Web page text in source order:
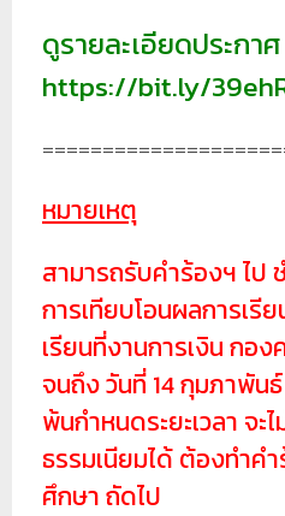
ดูรายละเอียดประกา
https://bit.ly/
หมายเหตุ
สามารถรับคำร้องฯ ไป
การเทียบโอนผลการเรี
เรียนที่งานการเงิน กอ
จนถึง วันที่ 14 กุมภาพัน
พ้นกำหนดระยะเวลา จะ
ธรรมเนียมได้ ต้องทำค
ศึกษา ถัดไป